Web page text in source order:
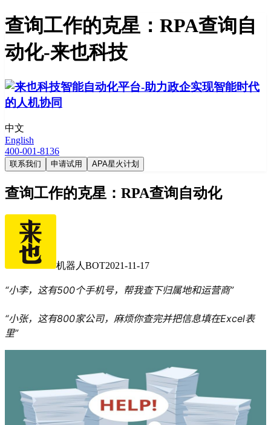
查询工作的克星：RPA查询自
动化-来也科技
中文
English
400-001-8136
联系我们 申请试用 APA星火计划
查询工作的克星：RPA查询自动化
机器人BOT2021-11-17
“小李，这有500个手机号，帮我查下归属地和运营商”
“小张，这有800家公司，麻烦你查完并把信息填在Excel表
里”